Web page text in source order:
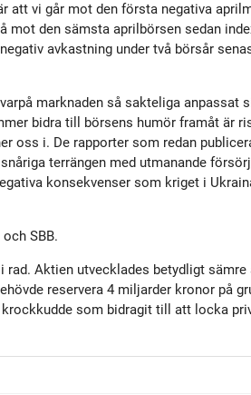
att vi går mot den första negativa
mot den sämsta aprilbörsen sedan
avkastning under två börsår
marknaden så sakteliga anpassat
bidra till börsens humör framåt är
oss i. De rapporter som redan
terrängen med utmanande
konsekvenser som kriget i
SBB.
Aktien utvecklades betydligt sämre
reservera 4 miljarder kronor på
som bidragit till att locka